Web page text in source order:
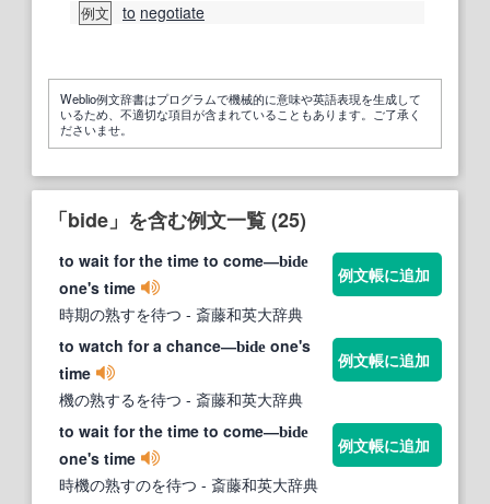
例文 to negotiate
Weblio例文辞書はプログラムで機械的に意味や英語表現を生成して
いるため、不適切な項目が含まれていることもあります。ご了承く
ださいませ。
「bide」を含む例文一覧 (25)
to wait for the time to come―bide
one's time
時期の熟すを待つ - 斎藤和英大辞典
例文帳に追加
to watch for a chance―bide one's
time
機の熟するを待つ - 斎藤和英大辞典
例文帳に追加
to wait for the time to come―bide
one's time
時機の熟すのを待つ - 斎藤和英大辞典
例文帳に追加